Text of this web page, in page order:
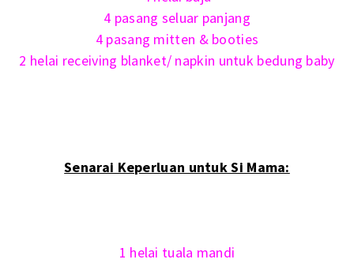
4 pasang seluar panjang
4 pasang mitten & booties
2 helai receiving blanket/ napkin untuk bedung baby
Senarai Keperluan untuk Si Mama:
1 helai tuala mandi